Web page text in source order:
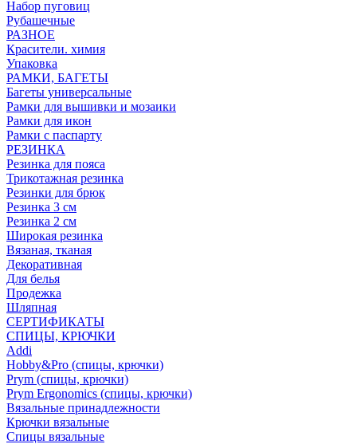
Набор пуговиц
Рубашечные
РАЗНОЕ
Красители. химия
Упаковка
РАМКИ, БАГЕТЫ
Багеты универсальные
Рамки для вышивки и мозаики
Рамки для икон
Рамки с паспарту
РЕЗИНКА
Резинка для пояса
Трикотажная резинка
Резинки для брюк
Резинка 3 см
Резинка 2 см
Широкая резинка
Вязаная, тканая
Декоративная
Для белья
Продежка
Шляпная
СЕРТИФИКАТЫ
СПИЦЫ, КРЮЧКИ
Addi
Hobby&Pro (спицы, крючки)
Prym (спицы, крючки)
Prym Ergonomics (спицы, крючки)
Вязальные принадлежности
Крючки вязальные
Спицы вязальные